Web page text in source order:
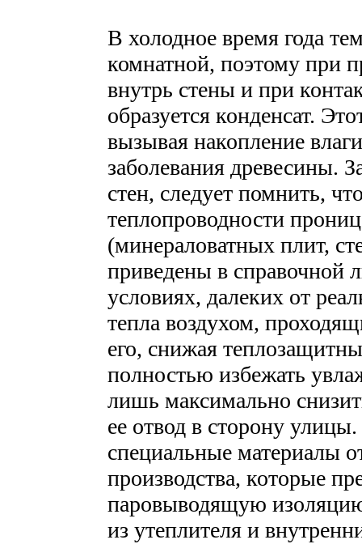
В холодное время года
комнатной, поэтому при
внутрь стены и при
образуется конденсат.
вызывая накопление
заболевания древесины.
стен, следует помнить,
теплопроводности
(минераловатных плит,
приведены в справочной
условиях, далеких от
тепла воздухом,
его, снижая
полностью избежать
лишь максимально
ее отвод в сторону
специальные материалы
производства, которые
паровыводящую
из утеплителя и